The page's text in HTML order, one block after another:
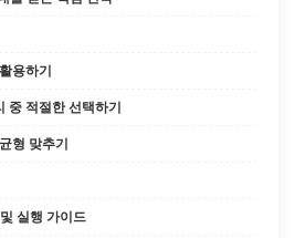
용하기
중 적절한 선택하기
형 맞추기
실행 가이드